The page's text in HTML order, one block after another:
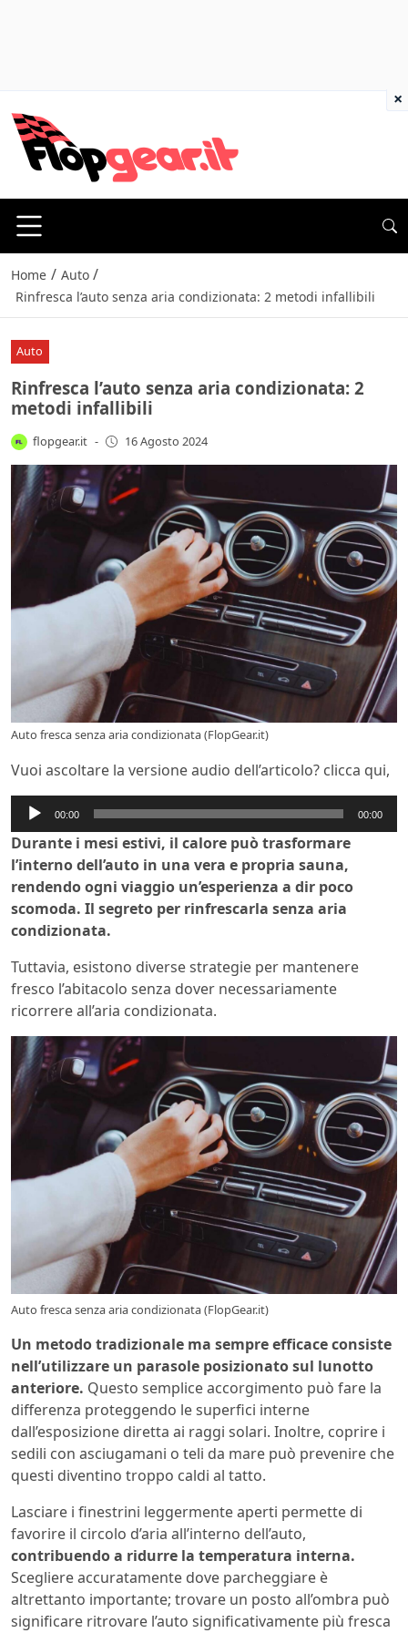
Home / Auto /
Rinfresca l’auto senza aria condizionata: 2 metodi infallibili
Auto
Rinfresca l’auto senza aria condizionata: 2
metodi infallibili
flopgear.it - 16 Agosto 2024
Auto fresca senza aria condizionata (FlopGear.it)
Vuoi ascoltare la versione audio dell’articolo? clicca qui,
Audio
Player
00:00 00:00
Durante i mesi estivi, il calore può trasformare
l’interno dell’auto in una vera e propria sauna,
rendendo ogni viaggio un’esperienza a dir poco
scomoda. Il segreto per rinfrescarla senza aria
condizionata.
Tuttavia, esistono diverse strategie per mantenere
fresco l’abitacolo senza dover necessariamente
ricorrere all’aria condizionata.
Auto fresca senza aria condizionata (FlopGear.it)
Un metodo tradizionale ma sempre efficace consiste
nell’utilizzare un parasole posizionato sul lunotto
anteriore. Questo semplice accorgimento può fare la
differenza proteggendo le superfici interne
dall’esposizione diretta ai raggi solari. Inoltre, coprire i
sedili con asciugamani o teli da mare può prevenire che
questi diventino troppo caldi al tatto.
Lasciare i finestrini leggermente aperti permette di
favorire il circolo d’aria all’interno dell’auto,
contribuendo a ridurre la temperatura interna.
Scegliere accuratamente dove parcheggiare è
altrettanto importante; trovare un posto all’ombra può
significare ritrovare l’auto significativamente più fresca
×